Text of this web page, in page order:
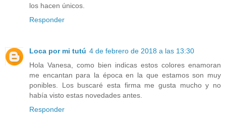
los hacen únicos.
Responder
Loca por mi tutú 4 de febrero de 2018 a las 13:30
Hola Vanesa, como bien indicas estos colores enamoran
me encantan para la época en la que estamos son muy
ponibles. Los buscaré esta firma me gusta mucho y no
había visto estas novedades antes.
Responder